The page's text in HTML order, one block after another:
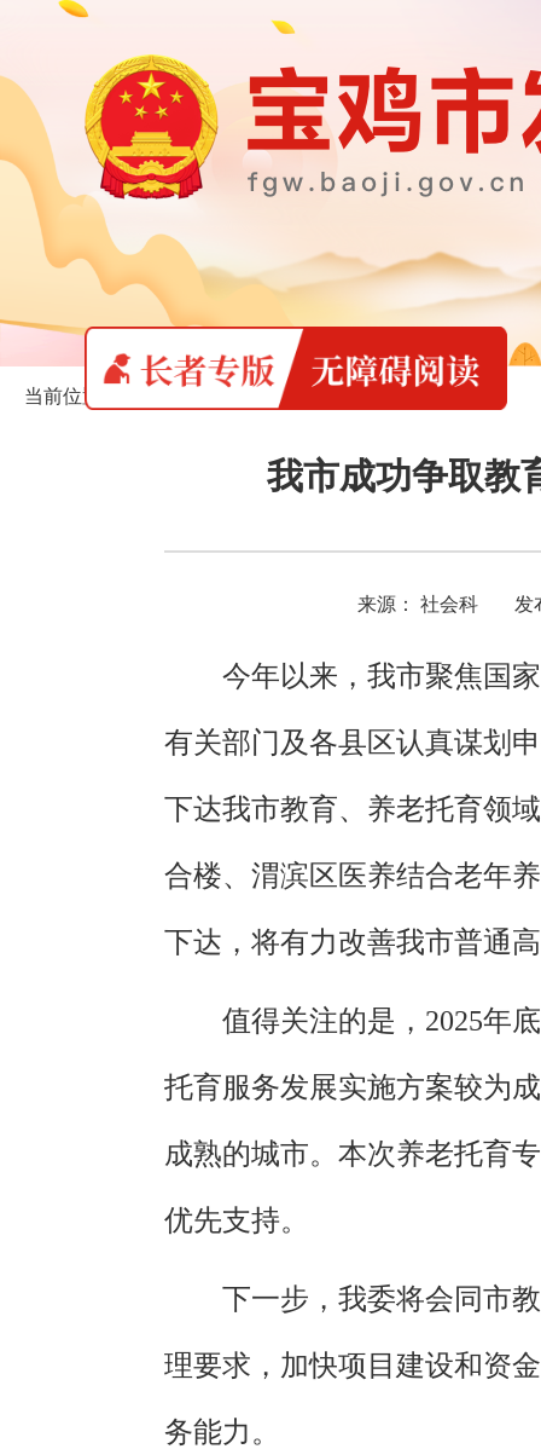
当前位置： 委内动态
我市成功争取教
来源： 社会科 发
今年以来，我市聚焦国
有关部门及各县区认真谋划
下达我市教育、养老托育领
合楼、渭滨区医养结合老年
下达，将有力改善我市普通
值得关注的是，2025年
托育服务发展实施方案较为
成熟的城市。本次养老托育
优先支持。
下一步，我委将会同市
理要求，加快项目建设和资
务能力。